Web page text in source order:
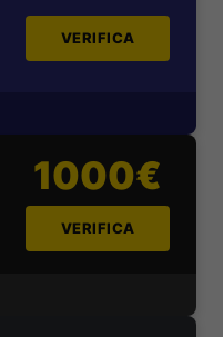
VERIFICA
1000€
VERIFICA